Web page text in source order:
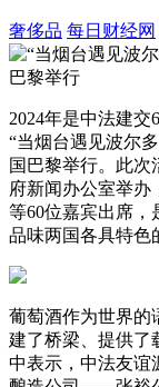
奢侈品 每日财经网
2024年是中法建交
“当烟台遇见波尔
国巴黎举行。此次
府新闻办公室举办
等60位嘉宾出席，
品味两国各具特色
葡萄酒作为世界的
建了桥梁、提供了
中表示，中法友谊